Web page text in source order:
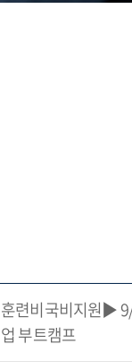
훈련비국비지원▶
업 부트캠프